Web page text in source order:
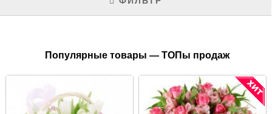
Популярные товары — ТОПы продаж